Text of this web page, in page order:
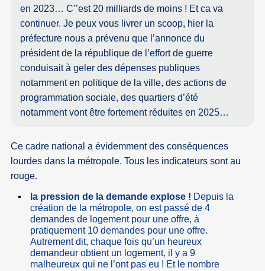
en 2023… C’’est 20 milliards de moins ! Et ca va
continuer. Je peux vous livrer un scoop, hier la
préfecture nous a prévenu que l’annonce du
président de la république de l’effort de guerre
conduisait à geler des dépenses publiques
notamment en politique de la ville, des actions de
programmation sociale, des quartiers d’été
notamment vont être fortement réduites en 2025…
Ce cadre national a évidemment des conséquences
lourdes dans la métropole. Tous les indicateurs sont au
rouge.
la pression de la demande explose ! Depuis la
création de la métropole, on est passé de 4
demandes de logement pour une offre, à
pratiquement 10 demandes pour une offre.
Autrement dit, chaque fois qu’un heureux
demandeur obtient un logement, il y a 9
malheureux qui ne l’ont pas eu ! Et le nombre